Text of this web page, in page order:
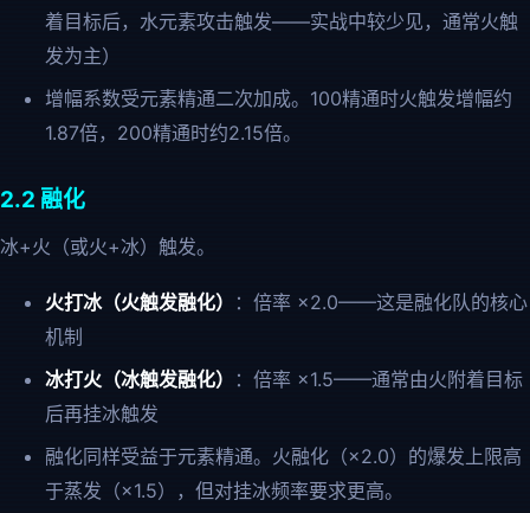
着目标后，水元素攻击触发——实战中较少见，通常火触
发为主）
增幅系数受元素精通二次加成。100精通时火触发增幅约
1.87倍，200精通时约2.15倍。
2.2 融化
冰+火（或火+冰）触发。
火打冰（火触发融化）
：倍率 ×2.0——这是融化队的核心
机制
冰打火（冰触发融化）
：倍率 ×1.5——通常由火附着目标
后再挂冰触发
融化同样受益于元素精通。火融化（×2.0）的爆发上限高
于蒸发（×1.5），但对挂冰频率要求更高。